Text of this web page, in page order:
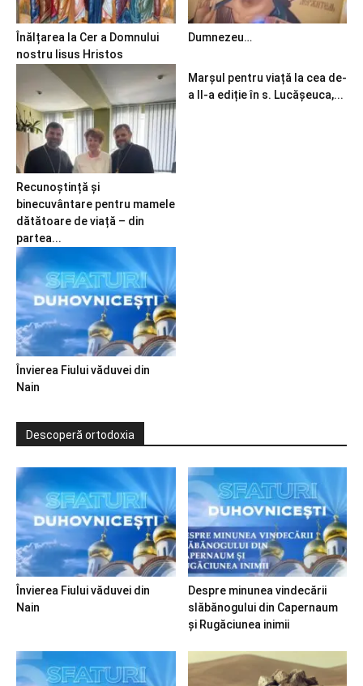
Înălțarea la Cer a Domnului
nostru Iisus Hristos
Dumnezeu…
Recunoștință și
binecuvântare pentru mamele
dătătoare de viață – din
partea...
Marșul pentru viață la cea de-
a II-a ediție în s. Lucășeuca,...
Învierea Fiului văduvei din
Nain
Descoperă ortodoxia
Învierea Fiului văduvei din
Nain
Despre minunea vindecării
slăbănogului din Capernaum
și Rugăciunea inimii